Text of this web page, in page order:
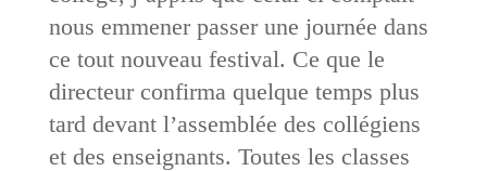
nous emmener passer une journée dans
ce tout nouveau festival. Ce que le
directeur confirma quelque temps plus
tard devant l’assemblée des collégiens
et des enseignants. Toutes les classes